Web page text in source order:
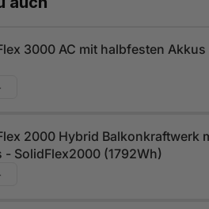
Rechnungsadresse in Deutschland liegt,
öffentlichen und anderen Gebäuden, die
Interesse genutzt werden, oder auf
die nicht oder nur gelegentlich bewegt
3000 AC mit halbfesten
2000 Hybrid Balkonkraftwerk
- SolidFlex2000 (1792Wh)